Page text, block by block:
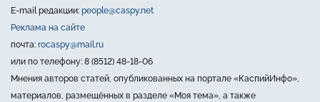
E-mail редакции: people@caspy.net
Реклама на сайте
почта: rocaspy@mail.ru
или по телефону: 8 (8512) 48-18-06
Мнения авторов статей, опубликованных на портале «КаспийИнфо»,
материалов, размещённых в разделе «Моя тема», а также